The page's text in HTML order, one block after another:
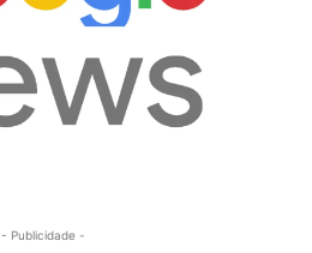
- Publicidade -